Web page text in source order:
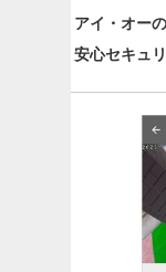
アイ・オー
安心セキュ